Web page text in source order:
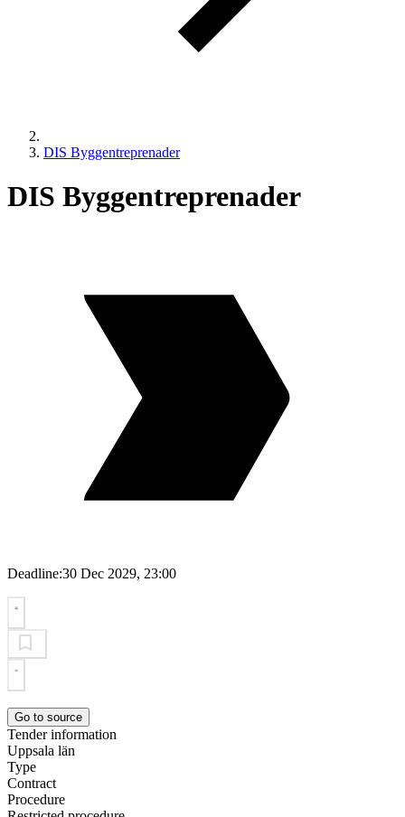
DIS Byggentreprenader
DIS Byggentreprenader
Deadline:30 Dec 2029, 23:00
Go to source
Tender information
Uppsala län
Type
Contract
Procedure